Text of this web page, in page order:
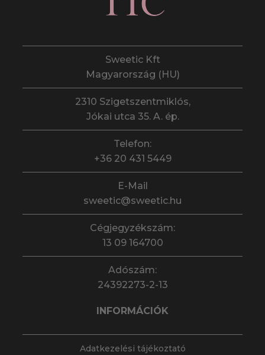
Sweetic Kft
Magyarország (HU)
2310 Szigetszentmiklós,
Jókai utca 35. A. ép.
Telefon:
+36 20 431 5449
E-Mail
sweetic@sweetic.hu
Cégjegyzékszám:
13 09 164700
Adószám:
24392273-2-13
INFORMÁCIÓK
Adatkezelési tájékoztató